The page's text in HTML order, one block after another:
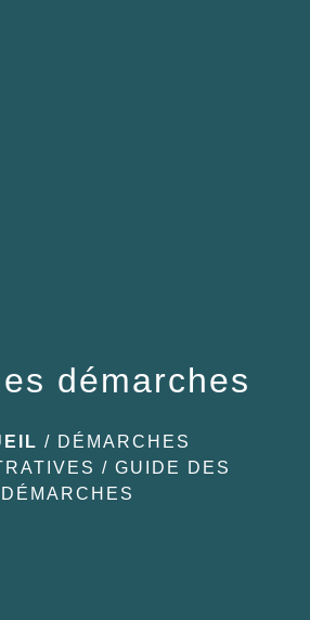
démarches
/ DÉMARCHES
/ GUIDE DES
DÉMARCHES